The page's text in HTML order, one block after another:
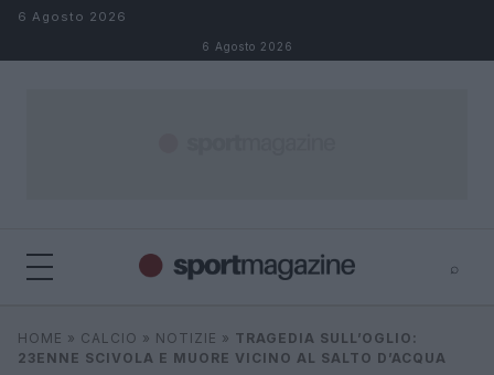
Salta al contenuto
6 Agosto 2026
6 Agosto 2026
⌕
Cerca
HOME » CALCIO » NOTIZIE » TRAGEDIA SULL’OGLIO:
23ENNE SCIVOLA E MUORE VICINO AL SALTO D’ACQUA